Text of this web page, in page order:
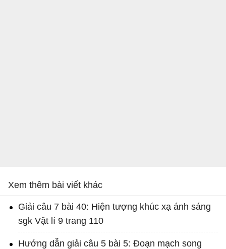
Xem thêm bài viết khác
Giải câu 7 bài 40: Hiện tượng khúc xạ ánh sáng
sgk Vật lí 9 trang 110
Hướng dẫn giải câu 5 bài 5: Đoạn mạch song